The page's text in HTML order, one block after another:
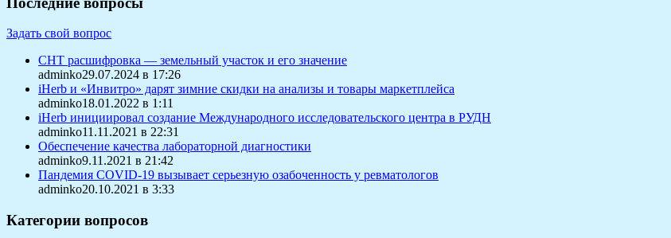
Задать свой вопрос
СНТ расшифровка — земельный участок и его значение
adminko29.07.2024 в 17:26
iHerb и «Инвитро» дарят зимние скидки на анализы и товары маркетплейса
adminko18.01.2022 в 1:11
iHerb инициировал создание Международного исследовательского центра в РУДН
adminko11.11.2021 в 22:31
Обеспечение качества лабораторной диагностики
adminko9.11.2021 в 21:42
Пандемия COVID-19 вызывает серьезную озабоченность у ревматологов
adminko20.10.2021 в 3:33
Категории вопросов